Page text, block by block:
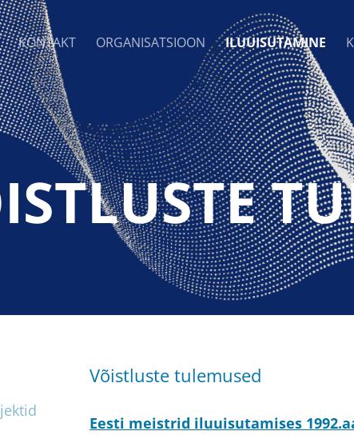
KONTAKT ORGANISATSIOON ILUUISUTAMINE
Võistluste tulemused
Eesti meistrid iluuisutamises